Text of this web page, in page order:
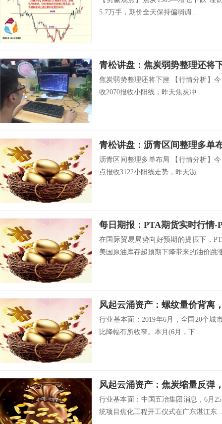
5.7万手，期价全天保持偏弱调...
青松讲盘：焦炭弱势整理还将
焦炭弱势整理还将下挫 【行情分析】
收2070报收小阳线，昨天焦炭冲...
青松讲盘：沥青区间整理多单
沥青区间整理多单布局 【行情分析】
点报收3122小阳线走势，昨天沥...
在国际贸易局势向好预期的提振下，
美国原油库存超预期下降带来的油价跳
风起云涌资产：螺纹量价背离
行业基本面：2019年6月，全国20个城
比降幅有所收窄。本月(6月，下...
风起云涌资产：焦炭缩量反弹
行业基本面：中国五冶集团消息，6月
统项目焦化工程开工仪式在广东湛江东